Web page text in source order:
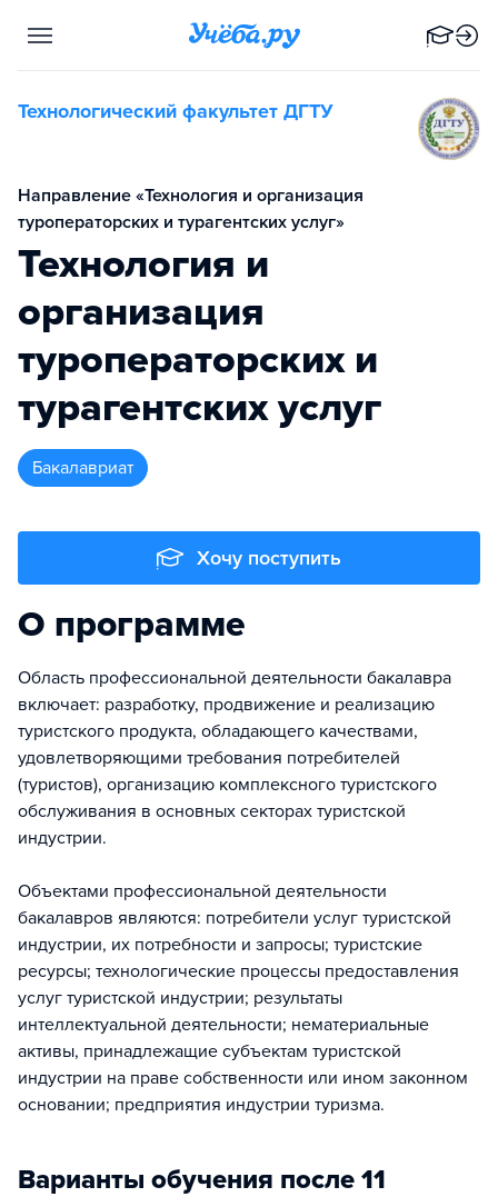
Технологический факультет ДГТУ
Направление «Технология и организация
туроператорских и турагентских услуг»
Технология и
организация
туроператорских и
турагентских услуг
бакалавриат
Хочу поступить
О программе
Область профессиональной деятельности бакалавра
включает: разработку, продвижение и реализацию
туристского продукта, обладающего качествами,
удовлетворяющими требования потребителей
(туристов), организацию комплексного туристского
обслуживания в основных секторах туристской
индустрии.
Объектами профессиональной деятельности
бакалавров являются: потребители услуг туристской
индустрии, их потребности и запросы; туристские
ресурсы; технологические процессы предоставления
услуг туристской индустрии; результаты
интеллектуальной деятельности; нематериальные
активы, принадлежащие субъектам туристской
индустрии на праве собственности или ином законном
основании; предприятия индустрии туризма.
Варианты обучения после 11